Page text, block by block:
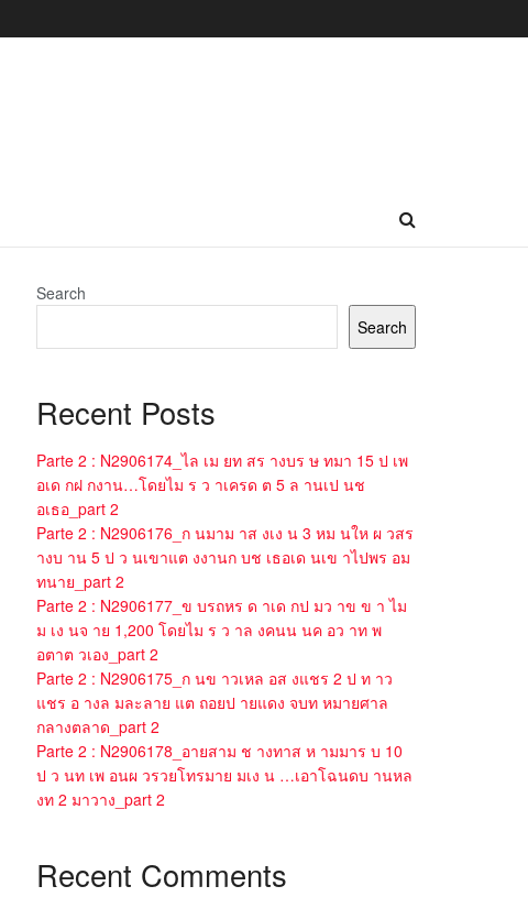
Search
Search
Recent Posts
Parte 2 : N2906174_ไล เม ยท สร างบร ษ ทมา 15 ป เพ
อเด กฝ กงาน…โดยไม ร ว าเครด ต 5 ล านเป นช
อเธอ_part 2
Parte 2 : N2906176_ก นมาม าส งเง น 3 หม นให ผ วสร
างบ าน 5 ป ว นเขาแต งงานก บช เธอเด นเข าไปพร อม
ทนาย_part 2
Parte 2 : N2906177_ข บรถหร ด าเด กป มว าข ข า ไม
ม เง นจ าย 1,200 โดยไม ร ว าล งคนน นค อว าท พ
อตาต วเอง_part 2
Parte 2 : N2906175_ก นข าวเหล อส งแชร 2 ป ท าว
แชร อ างล มละลาย แต ถอยป ายแดง จบท หมายศาล
กลางตลาด_part 2
Parte 2 : N2906178_อายสาม ช างทาส ห ามมาร บ 10
ป ว นท เพ อนผ วรวยโทรมาย มเง น …เอาโฉนดบ านหล
งท 2 มาวาง_part 2
Recent Comments